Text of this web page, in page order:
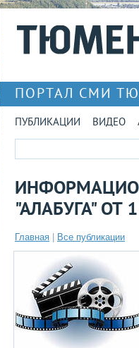
ПОРТАЛ СМИ
ПУБЛИКАЦИИ ВИДЕО
"АЛАБУГА" ОТ
Главная Все публикации